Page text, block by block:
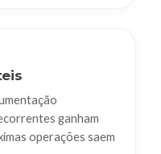
ganham
operações saem